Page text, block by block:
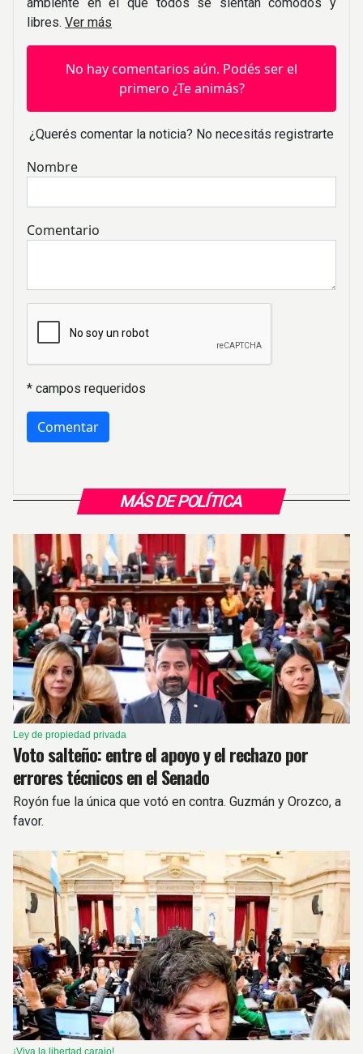
MÁS DE POLÍTICA
Ley de propiedad privada
Voto salteño: entre el apoyo y el rechazo por
errores técnicos en el Senado
Royón fue la única que votó en contra. Guzmán y Orozco, a
favor.
¡Viva la libertad carajo!
libres. Ver más
No hay comentarios aún. Podés ser el
primero ¿Te animás?
¿Querés comentar la noticia? No necesitás registrarte
Nombre
Comentario
* campos requeridos